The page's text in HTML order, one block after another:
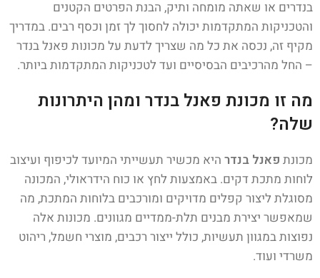
בנדרים או שאתה מומחה ותיק, הבנת הפרטים הקטנים
והטכניקות המתקדמות יכולה לחסוך לך זמן וכסף רבים. במדריך
מקיף זה, נכסה את כל מה שצריך לדעת על מכונות פאנל בנדר
– החל מהרכיבים הבסיסיים ועד לטכניקות המתקדמות ביותר.
מה זו מכונת פאנל בנדר ומהן היתרונות
שלה?
מכונת פאנל בנדר היא מכשיר תעשייתי המיועד לכיפוף ועיצוב
לוחות מתכת דקים. באמצעות לחץ או כוח הידראולי, המכונה
מסוגלת ליצור קפלים מדויקים ומורכבים בלוחות המתכת, מה
שמאפשר יצירת מבנים תלת-ממדיים מגוונים. מכונות אלה
נפוצות במגוון תעשיות, כולל ייצור רכבים, מוצרי חשמל, ריהוט
משרדי ועוד.